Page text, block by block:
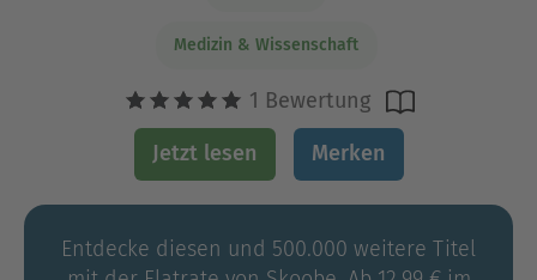
Medizin & Wissenschaft
1 Bewertung
Jetzt lesen Merken
Entdecke diesen und 500.000 weitere Titel